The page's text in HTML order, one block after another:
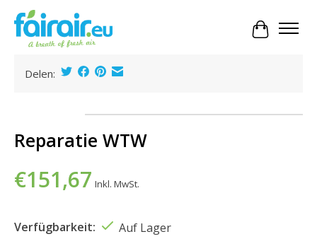
Ihr
Delen:
Reparatie WTW
€151,67 Inkl. MwSt.
Verfügbarkeit:
Auf Lager